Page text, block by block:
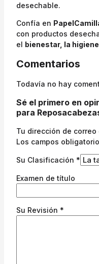
desechable.
Confía en
con productos
el bienestar, la
Comentarios
Todavía no hay
Sé el primero en
para
Tu dirección de
Los campos
Su Clasificación *
Examen de título
Su Revisión *